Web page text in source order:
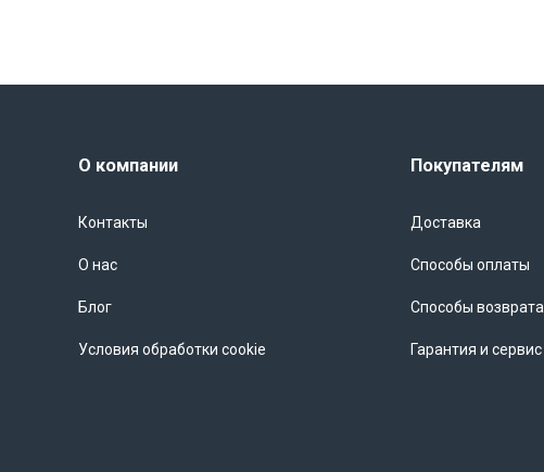
О компании
Контакты
О нас
Блог
Условия обработки cookie
Покупателям
Доставка
Способы оплаты
Способы возврата
Гарантия и сервис